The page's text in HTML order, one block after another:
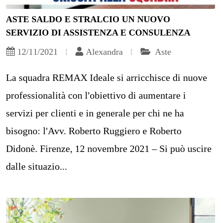
ASTE SALDO E STRALCIO UN NUOVO
SERVIZIO DI ASSISTENZA E CONSULENZA
12/11/2021
Alexandra Aste
La squadra REMAX Ideale si arricchisce di nuove
professionalità con l'obiettivo di aumentare i
servizi per clienti e in generale per chi ne ha
bisogno: l'Avv. Roberto Ruggiero e Roberto
Didonè. Firenze, 12 novembre 2021 – Si può uscire
dalle situazio...